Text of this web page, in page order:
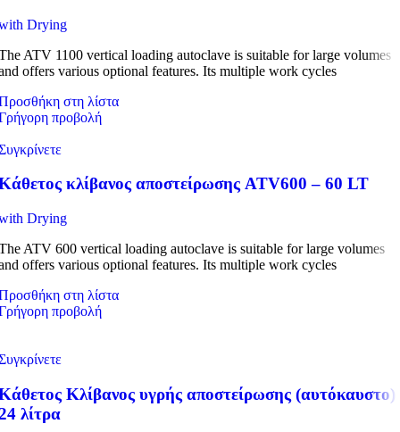
Drying
ATV 1100 vertical loading autoclave is suitable for large volumes
offers various optional features. Its multiple work cycles
στη λίστα
προβολή
κλίβανος αποστείρωσης ATV600 – 60 LT
Drying
ATV 600 vertical loading autoclave is suitable for large volumes
offers various optional features. Its multiple work cycles
στη λίστα
προβολή
Κλίβανος υγρής αποστείρωσης (αυτόκαυστο)
λίτρα